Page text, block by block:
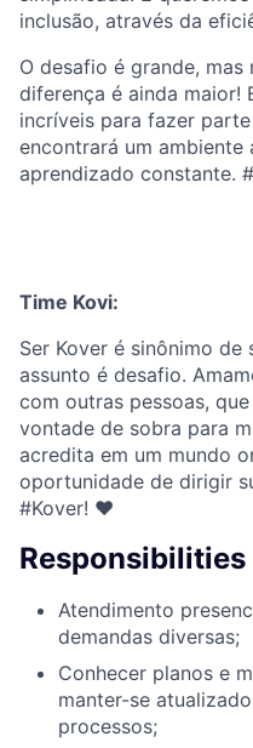
inclusão, através da
O desafio é grande,
diferença é ainda maior!
incríveis para fazer
encontrará um
aprendizado constante.
Time Kovi:
Ser Kover é sinônimo
assunto é desafio.
com outras pessoas,
vontade de sobra para
acredita em um mundo
oportunidade de dirigir
#Kover! ♥
Atendimento
demandas diversas;
Conhecer planos e
manter-se
processos;